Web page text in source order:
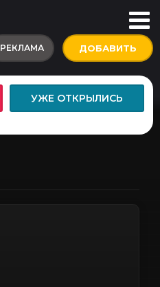
РЕКЛАМА ДОБАВИТЬ
УЖЕ ОТКРЫЛИСЬ